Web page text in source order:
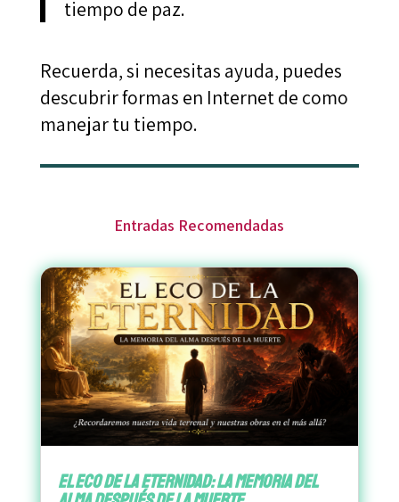
tiempo de paz.
Recuerda, si necesitas ayuda, puedes
descubrir formas en Internet de como
manejar tu tiempo.
Entradas Recomendadas
El Eco de la Eternidad: La Memoria del